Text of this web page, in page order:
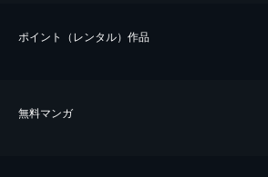
ポイント（レンタル）作品
無料マンガ